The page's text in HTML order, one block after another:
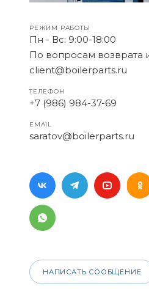
РЕЖИМ РАБОТЫ
Пн - Вс: 9:00-18:00
По вопросам возврата
client@boilerparts.ru
ТЕЛЕФОН
+7 (986) 984-37-69
EMAIL
saratov@boilerparts.ru
НАПИСАТЬ СООБЩЕНИЕ